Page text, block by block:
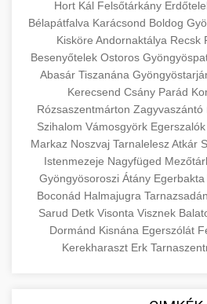
en.wikipedia.org
támogatási programokról.
a vállalkozások és
forrásokról.
kozter.com - EU-s
EU pályázati
🚀 7. SEO Ügynökség
Szakértő keresőmotor-
szolgáltatások webhelye
organikus forgalmának
SEO, tartalom
keresési optimalizálási
💎 8. Mellplasztika
Professzionális
tapasztalt sebészekkel.
eljárásokról, a gyógyulásról
lehetőségekről az
szeptest.com
✨ 9. Hasplasztika
Szakértő hasplasztikai
feszesebb has
minősített plasztikai
👁️ 10.
Professzionális
sebészekkel.
Hort Kál Felsőtárkány
Bélapátfalva Karácsond Boldog
Kisköre Andornaktálya Recsk
Besenyőtelek Ostoros
Abasár Tiszanána
Kerecsend Csány Parád
Rózsaszentmárton Zagyvaszántó
Szihalom Vámosgyörk Egerszalók
Markaz Noszvaj Tarnalelesz Atkár
Istenmezeje Nagyfüged
Gyöngyösoroszi Átány Egerbakta
Boconád Halmajugra
Sarud Detk Visonta Visznek
Dormánd Kisnána Egerszólát
Kerekharaszt Erk